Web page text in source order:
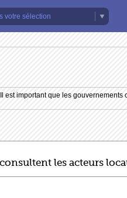
votre sélection
est important que les gouvernements
les acteurs